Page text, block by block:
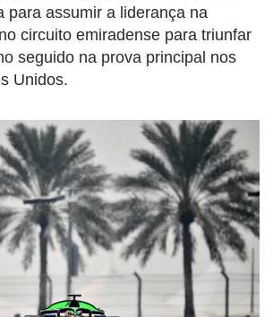
para assumir a liderança na
circuito emiradense para triunfar
seguido na prova principal nos
Unidos.